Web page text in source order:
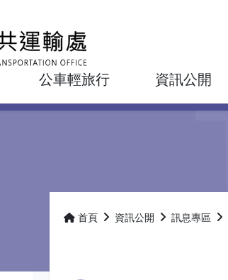
公車輕旅行 資訊公開
首頁 資訊公開 訊息專區